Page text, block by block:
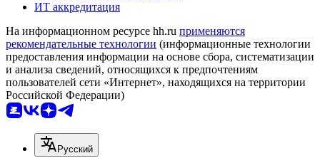
ИТ аккредитация
На информационном ресурсе hh.ru применяются
рекомендательные технологии (информационные технологии
предоставления информации на основе сбора, систематизации
и анализа сведений, относящихся к предпочтениям
пользователей сети «Интернет», находящихся на территории
Российской Федерации)
Русский